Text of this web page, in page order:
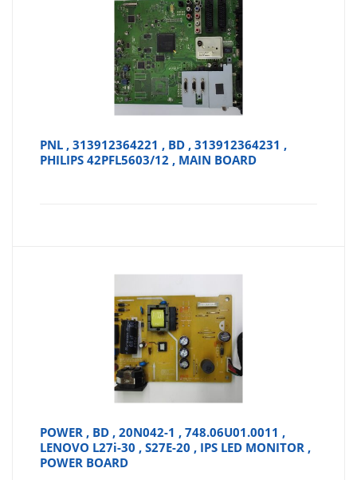
PNL , 313912364221 , BD , 313912364231 ,
PHILIPS 42PFL5603/12 , MAIN BOARD
POWER , BD , 20N042-1 , 748.06U01.0011 ,
LENOVO L27i-30 , S27E-20 , IPS LED MONITOR ,
POWER BOARD